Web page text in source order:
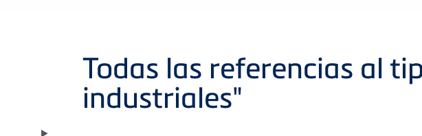
Todas las referencias al
industriales"